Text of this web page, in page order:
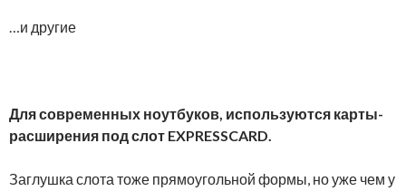
…и другие
Для современных ноутбуков, используются карты-
расширения под слот EXPRESSCARD.
Заглушка слота тоже прямоугольной формы, но уже чем у